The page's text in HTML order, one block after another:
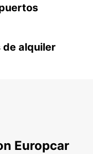
de alquiler
Europcar